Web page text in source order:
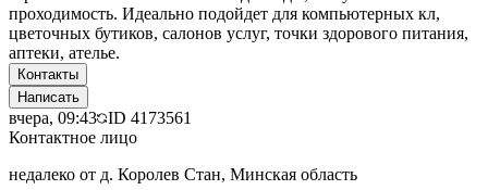
проходимость. Идеально подойдет для компьютерных кл,
цветочных бутиков, салонов услуг, точки здорового питания,
аптеки, ателье.
Контакты
Написать
вчера, 09:43 ID 4173561
Контактное лицо
недалеко от д. Королев Стан, Минская область